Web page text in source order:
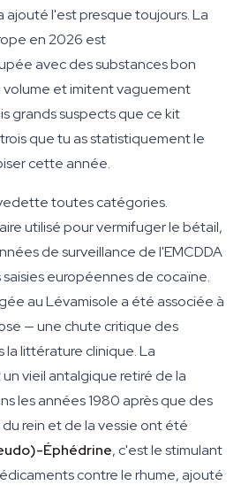
ajouté l'est presque toujours. La
en 2026 est
avec des substances bon
et imitent vaguement
grands suspects que ce kit
que tu as statistiquement le
cette année.
toutes catégories.
utilisé pour vermifuger le bétail,
de surveillance de l'EMCDDA
européennes de cocaïne.
au Lévamisole a été associée à
— une chute critique des
la littérature clinique. La
un vieil antalgique retiré de la
les années 1980 après que des
rein et de la vessie ont été
Éphédrine, c'est le stimulant
contre le rhume, ajouté